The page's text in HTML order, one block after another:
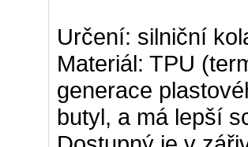
Určení: silniční
Materiál: TPU
generace
butyl, a má lepší